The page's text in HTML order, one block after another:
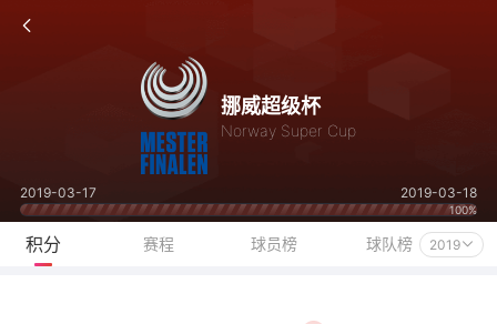
挪威超级杯
Norway Super Cup
2019-03-17 2019-03-18
100%
积分 赛程 球员榜 球队榜 2019